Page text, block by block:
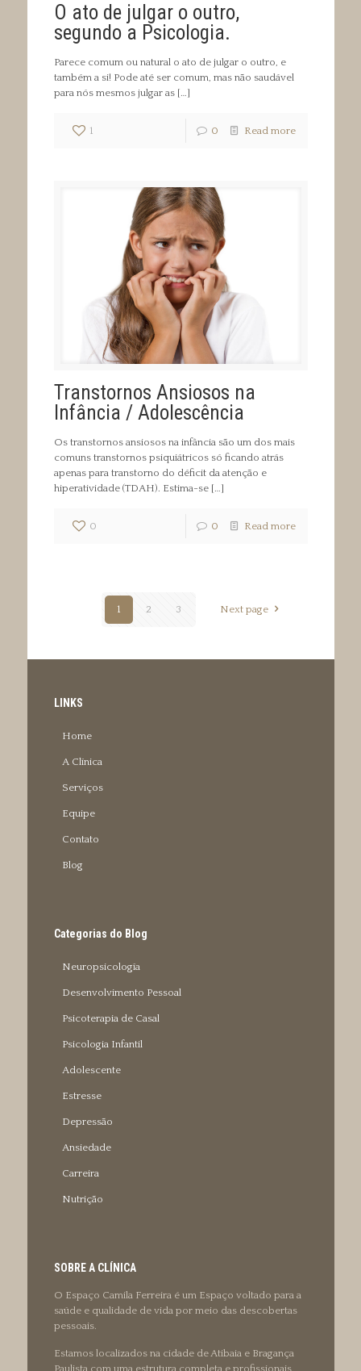
O ato de julgar o outro,
segundo a Psicologia.
Parece comum ou natural o ato de julgar o outro, e
também a si! Pode até ser comum, mas não saudável
para nós mesmos julgar as[…]
1 0 Read more
Transtornos Ansiosos na
Infância / Adolescência
Os transtornos ansiosos na infância são um dos mais
comuns transtornos psiquiátricos só ficando atrás
apenas para transtorno do déficit da atenção e
hiperatividade (TDAH). Estima-se[…]
0 0 Read more
1 2 3 Next page
LINKS
Home
A Clínica
Serviços
Equipe
Contato
Blog
Categorias do Blog
Neuropsicología
Desenvolvimento Pessoal
Psicoterapia de Casal
Psicologia Infantil
Adolescente
Estresse
Depressão
Ansiedade
Carreira
Nutrição
SOBRE A CLÍNICA
O Espaço Camila Ferreira é um Espaço voltado para a
saúde e qualidade de vida por meio das descobertas
pessoais.
Estamos localizados na cidade de Atibaia e Bragança
Paulista com uma estrutura completa e profissionais